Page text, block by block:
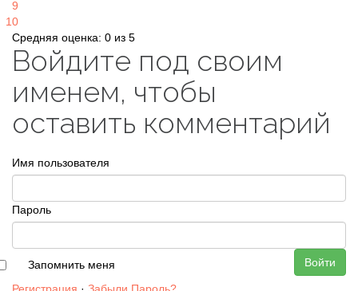
9
10
Средняя оценка: 0 из 5
Войдите под своим
именем, чтобы
оставить комментарий
Имя пользователя
Пароль
Войти
Запомнить меня